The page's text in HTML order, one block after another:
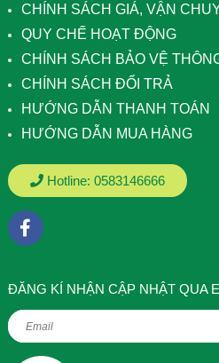
CHÍNH SÁCH GIÁ, VẬN
QUY CHẾ HOẠT ĐỘNG
CHÍNH SÁCH BẢO VỆ
CHÍNH SÁCH ĐỔI TRẢ
HƯỚNG DẪN THANH TOÁN
HƯỚNG DẪN MUA HÀNG
Hotline: 0583146666
ÐĂNG KÍ NHẬN CẬP NHẬT QUA